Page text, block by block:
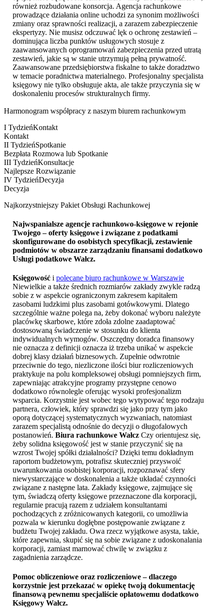
również rozbudowane konsorcja. Agencja rachunkowe
prowadzące działania online uchodzi za synonim możliwości
zmiany oraz sprawności realizacji, a zarazem zabezpieczenie
ekspertyzy. Nie musisz odczuwać lęk o ochronę zestawień –
dominująca liczba punktów usługowych stosuje z
zaawansowanych oprogramowań zabezpieczenia przed utratą
zestawień, jakie są w stanie utrzymują pełną prywatność.
Zaawansowane przedsiębiorstwa fiskalne to także doradztwo
w temacie poradnictwa materialnego. Profesjonalny specjalista
księgowy nie tylko obsługuje akta, ale także przyczynia się w
doskonaleniu procesów strukturalnych firmy.
Harmonogram współpracy z naszym biurem rachunkowym
I TydzieńKontakt
Kontakt
II TydzieńSpotkanie
Bezpłata Rozmowa lub Spotkanie
III TydzieńKonsultacje
Najlepsze Rozwiązanie
IV TydzieńDecyzja
Decyzja
Najkorzystniejszy Pakiet Obsługi Rachunkowej
Najwspanialsze agencje rachunkowo-księgowe w rejonie
Twojego – oferty księgowe i związane z podatkami
skonfigurowane do osobistych specyfikacji, zestawienie
podmiotów w obszarze zarządzaniu finansami dodatkowo
Usługi podatkowe Wałcz.
Księgowość i polecane biuro rachunkowe w Warszawie
Niewielkie a także średnich rozmiarów zakłady zwykle radzą
sobie z w aspekcie ograniczonym zakresem kapitałem
zasobami ludzkimi plus zasobami gotówkowymi. Dlatego
szczególnie ważne polega na, żeby dokonać wyboru należyte
placówkę skarbowe, które zdoła zdolne zaadaptować
dostosowaną świadczenie w stosunku do klienta
indywidualnych wymogów. Oszczędny doradca finansowy
nie oznacza z definicji oznacza iż trzeba unikać w aspekcie
dobrej klasy działań biznesowych. Zupełnie odwrotnie
przeciwnie do tego, niezliczone ilości biur rozliczeniowych
praktykuje na polu kompleksowej obsługi pomniejszych firm,
zapewniając atrakcyjne programy przystępne cenowo
dodatkowo równolegle oferując wysoki profesjonalizm
wsparcia. Korzystnie jest wobec tego wytypować tego rodzaju
partnera, człowiek, który sprawdzi się jako przy tym jako
oporą dotyczącej systematycznych wyzwaniach, natomiast
zarazem specjalistą odnośnie do decyzji o długofalowych
postanowień. Biura rachunkowe Wałcz Czy orientujesz się,
żeby solidna księgowość jest w stanie przyczynić się na
wzrost Twojej spółki działalności? Dzięki temu dokładnym
raportom budżetowym, potrafisz skuteczniej przyswoić
uwarunkowania osobistej korporacji, rozpoznawać sfery
niewystarczające w doskonalenia a także układać czynności
związane z następne lata. Zakłady księgowe, zajmujące się
tym, świadczą oferty księgowe przeznaczone dla korporacji,
regularnie pracują razem z udziałem konsultantami
pochodzących z zróżnicowanych kategorii, co umożliwia
pozwala w kierunku dogłębne postępowanie związane z
budżetu Twojej zakładu. Owa rzecz wyjątkowe asysta, takie,
które zapewnia, skupić się na sobie związane z udoskonalania
korporacji, zamiast marnować chwilę w związku z
zagadnienia zarządcze.
Pomoc obliczeniowe oraz rozliczeniowe – dlaczego
korzystnie jest przekazać w opiekę twoją dokumentację
finansową pewnemu specjaliście opłatowemu dodatkowo
Księgowy Wałcz.